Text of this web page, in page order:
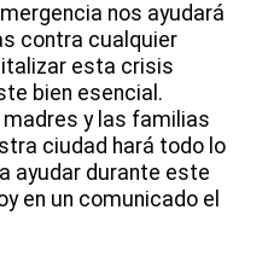
nos ayudará
contra cualquier
esta crisis
bien esencial.
y las familias
ciudad hará todo lo
ayudar durante este
en un comunicado el